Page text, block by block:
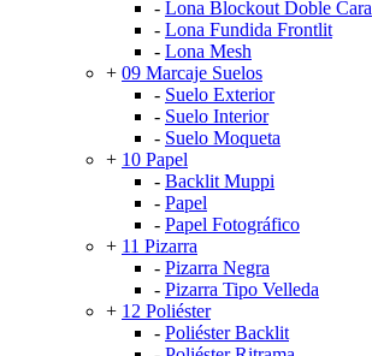
- Lona Blockout Doble Cara
- Lona Fundida Frontlit
- Lona Mesh
+ 09 Marcaje Suelos
- Suelo Exterior
- Suelo Interior
- Suelo Moqueta
+ 10 Papel
- Backlit Muppi
- Papel
- Papel Fotográfico
+ 11 Pizarra
- Pizarra Negra
- Pizarra Tipo Velleda
+ 12 Poliéster
- Poliéster Backlit